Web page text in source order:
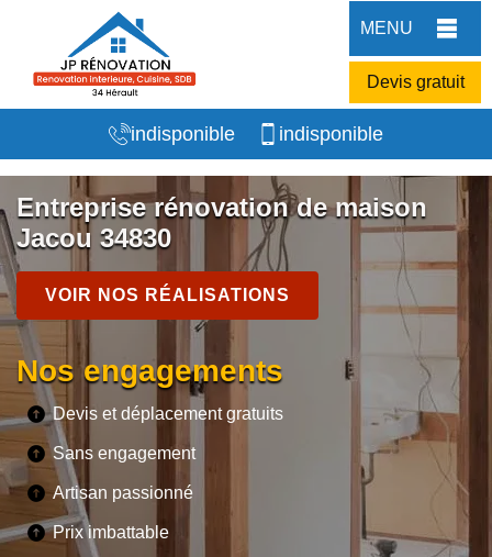
MENU
Devis gratuit
indisponible indisponible
Entreprise rénovation de maison
Jacou 34830
VOIR NOS RÉALISATIONS
Nos engagements
Devis et déplacement gratuits
Sans engagement
Artisan passionné
Prix imbattable